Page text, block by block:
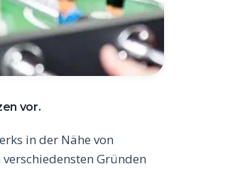
vor.
in der Nähe von
Gründen